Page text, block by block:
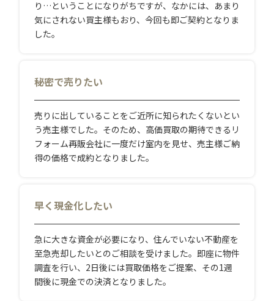
り…ということになりがちですが、なかには、あまり
気にされない買主様もおり、今回も即ご契約となりま
した。
秘密で売りたい
売りに出していることをご近所に知られたくないとい
う売主様でした。そのため、高価買取の期待できるリ
フォーム再販会社に一度だけ室内を見せ、売主様ご納
得の価格で成約となりました。
早く現金化したい
急に大きな資金が必要になり、住んでいない不動産を
至急売却したいとのご相談を受けました。即座に物件
調査を行い、2日後には買取価格をご提案、その1週
間後に現金での決済となりました。